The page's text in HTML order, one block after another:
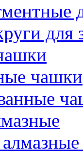
для
чашки